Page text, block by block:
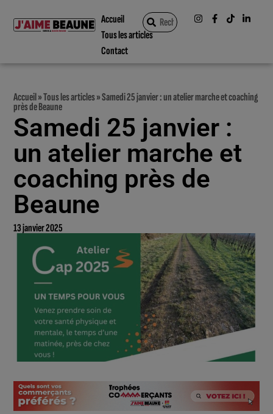
Accueil
Tous les articles
Contact
Accueil»Tous les articles»Samedi 25 janvier : un atelier marche et coaching
près de Beaune
Samedi 25 janvier :
un atelier marche et
coaching près de
Beaune
13 janvier 2025